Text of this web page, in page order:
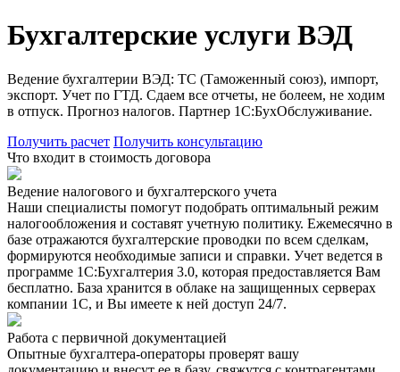
Бухгалтерские услуги ВЭД
Ведение бухгалтерии ВЭД: ТС (Таможенный союз), импорт,
экспорт. Учет по ГТД. Сдаем все отчеты, не болеем, не ходим
в отпуск. Прогноз налогов. Партнер 1С:БухОбслуживание.
Получить расчет Получить консультацию
Что входит в стоимость договора
Ведение налогового и бухгалтерского учета
Наши специалисты помогут подобрать оптимальный режим
налогообложения и составят учетную политику. Ежемесячно в
базе отражаются бухгалтерские проводки по всем сделкам,
формируются необходимые записи и справки. Учет ведется в
программе 1С:Бухгалтерия 3.0, которая предоставляется Вам
бесплатно. База хранится в облаке на защищенных серверах
компании 1С, и Вы имеете к ней доступ 24/7.
Работа с первичной документацией
Опытные бухгалтера-операторы проверят вашу